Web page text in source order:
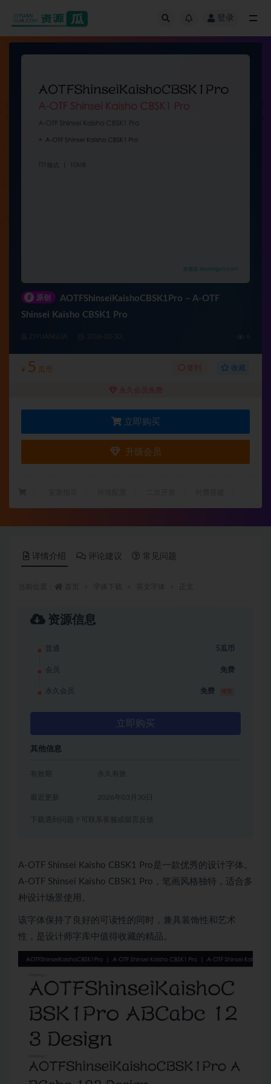
登录
# 原创
AOTFShinseiKaishoCBSK1Pro – A-OTF
Shinsei Kaisho CBSK1 Pro
ZIYUANGUA
¥ 5 瓜币 签到 收藏
永久会员免费
立即购买
升级会员
详情介绍 评论建议 常见问题
资源信息
普通 5瓜币
会员 免费
永久会员 免费
立即购买
其他信息
有效期 永久有效
2026年03月30日
下载遇到问题？可联系客服或留言反馈
A-OTF Shinsei Kaisho CBSK1 Pro是一款优秀的设计字体。
A-OTF Shinsei Kaisho CBSK1 Pro，笔画风格独特，适合多
种设计场景使用。
该字体保持了良好的可读性的同时，兼具装饰性和艺术
性，是设计师字库中值得收藏的精品。